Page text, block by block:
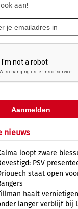
aan!
nieuws
loopt zware
PSV
staat open
haalt
langer verblijf bij